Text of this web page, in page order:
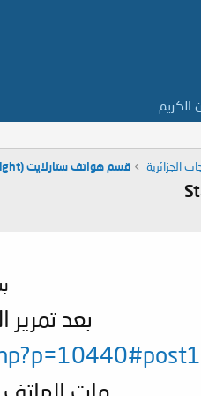
الكريم
الجزائرية قسم هواتف ستارلايت (Starlight)
بعد